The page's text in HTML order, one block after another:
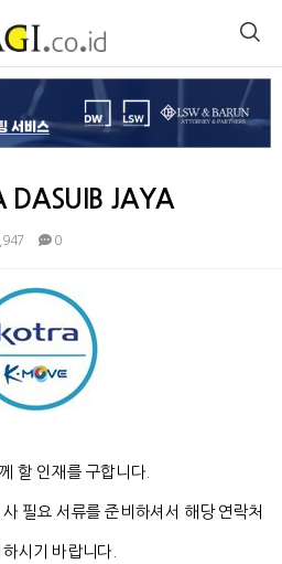
DASUIB JAYA
0
할 인재를 구합니다.
필요 서류를 준비하셔서 해당 연락처
시기 바랍니다.